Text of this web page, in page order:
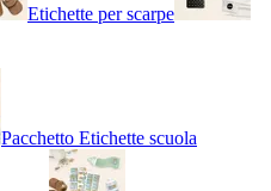
Etichette per scarpe
Pacchetto Etichette scuola